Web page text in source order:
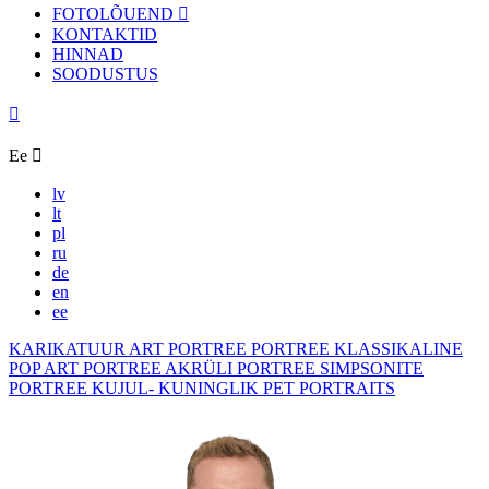
FOTOLÕUEND
KONTAKTID
HINNAD
SOODUSTUS
Ee
lv
lt
pl
ru
de
en
ee
KARIKATUUR ART PORTREE PORTREE KLASSIKALINE
POP ART PORTREE AKRÜLI PORTREE SIMPSONITE
PORTREE KUJUL- KUNINGLIK PET PORTRAITS